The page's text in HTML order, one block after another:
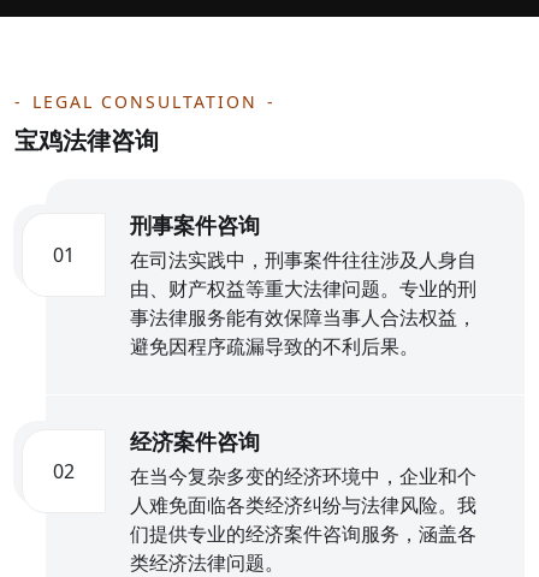
LEGAL CONSULTATION
宝鸡法律咨询
01
刑事案件咨询
在司法实践中，刑事案件往往涉及人身自
由、财产权益等重大法律问题。专业的刑
事法律服务能有效保障当事人合法权益，
避免因程序疏漏导致的不利后果。
02
经济案件咨询
在当今复杂多变的经济环境中，企业和个
人难免面临各类经济纠纷与法律风险。我
们提供专业的经济案件咨询服务，涵盖各
类经济法律问题。